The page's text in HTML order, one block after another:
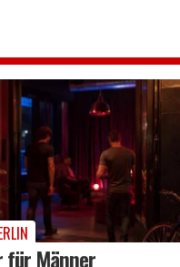
Männer